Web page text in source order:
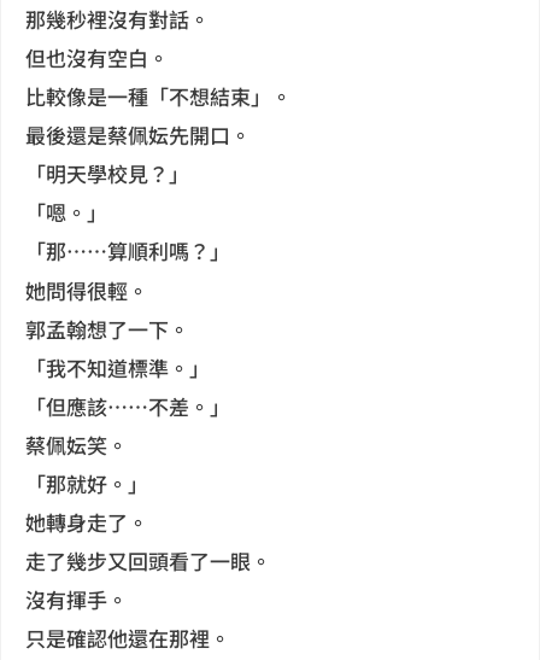
那幾秒裡沒有對話。
但也沒有空白。
比較像是一種「不想結束」。
最後還是蔡佩妘先開口。
「明天學校見？」
「嗯。」
「那……算順利嗎？」
她問得很輕。
郭孟翰想了一下。
「我不知道標準。」
「但應該……不差。」
蔡佩妘笑。
「那就好。」
她轉身走了。
走了幾步又回頭看了一眼。
沒有揮手。
只是確認他還在那裡。